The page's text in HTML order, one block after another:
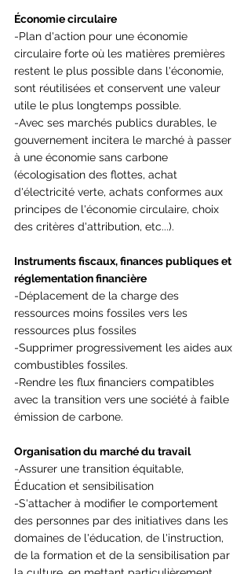
Économie circulaire
-Plan d'action pour une économie
circulaire forte où les matières premières
restent le plus possible dans l'économie,
sont réutilisées et conservent une valeur
utile le plus longtemps possible.
-Avec ses marchés publics durables, le
gouvernement incitera le marché à passer
à une économie sans carbone
(écologisation des flottes, achat
d'électricité verte, achats conformes aux
principes de l'économie circulaire, choix
des critères d'attribution, etc...).
Instruments fiscaux, finances publiques et
réglementation financière
-Déplacement de la charge des
ressources moins fossiles vers les
ressources plus fossiles
-Supprimer progressivement les aides aux
combustibles fossiles.
-Rendre les flux financiers compatibles
avec la transition vers une société à faible
émission de carbone.
Organisation du marché du travail
-Assurer une transition équitable,
Éducation et sensibilisation
-S'attacher à modifier le comportement
des personnes par des initiatives dans les
domaines de l'éducation, de l'instruction,
de la formation et de la sensibilisation par